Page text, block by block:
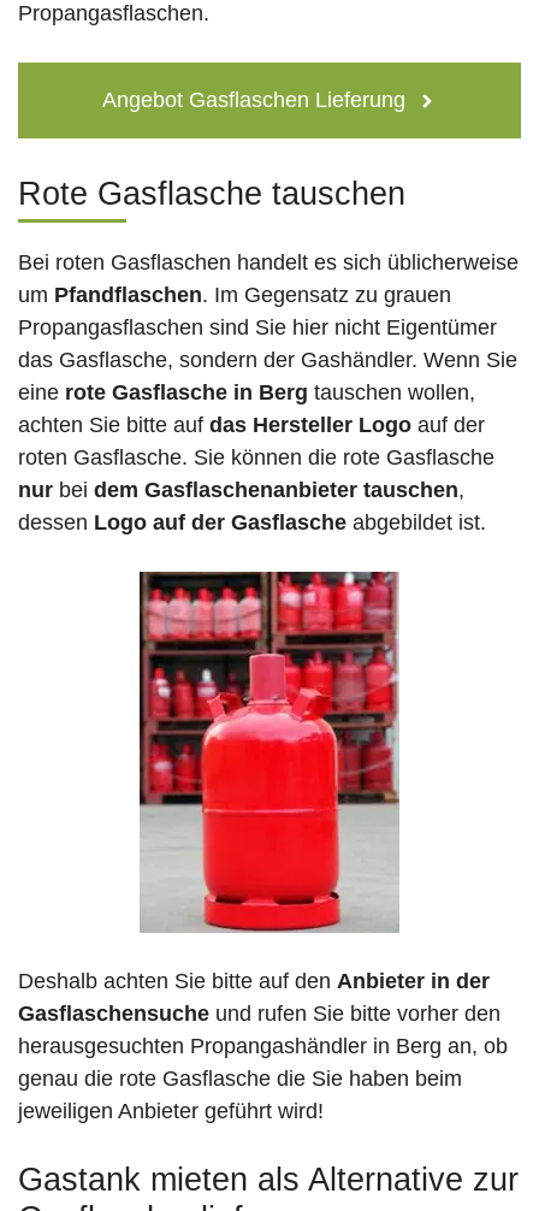
Propangasflaschen.
Angebot Gasflaschen Lieferung
Rote Gasflasche tauschen
Bei roten Gasflaschen handelt es sich üblicherweise
um Pfandflaschen. Im Gegensatz zu grauen
Propangasflaschen sind Sie hier nicht Eigentümer
das Gasflasche, sondern der Gashändler. Wenn Sie
eine rote Gasflasche in Berg tauschen wollen,
achten Sie bitte auf das Hersteller Logo auf der
roten Gasflasche. Sie können die rote Gasflasche
nur bei dem Gasflaschenanbieter tauschen,
dessen Logo auf der Gasflasche abgebildet ist.
Deshalb achten Sie bitte auf den Anbieter in der
Gasflaschensuche und rufen Sie bitte vorher den
herausgesuchten Propangashändler in Berg an, ob
genau die rote Gasflasche die Sie haben beim
jeweiligen Anbieter geführt wird!
Gastank mieten als Alternative zur